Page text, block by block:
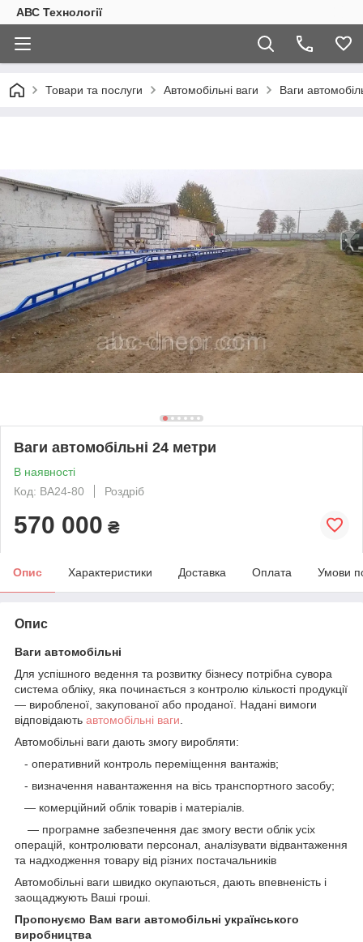
АВС Технології
Товари та послуги Автомобільні ваги Ваги
Ваги автомобільні 24 метри
В наявності
Код: ВА24-80
Роздріб
570 000 ₴
Опис Характеристики Доставка Оплата Умови
Опис
Ваги автомобільні
Для успішного ведення та розвитку бізнесу потрібна сувора
система обліку, яка починається з контролю кількості продукції
— виробленої, закупованої або проданої. Надані вимоги
відповідають автомобільні ваги
Автомобільні ваги дають змогу виробляти:
- оперативний контроль переміщення вантажів;
- визначення навантаження на вісь транспортного засобу;
— комерційний облік товарів і матеріалів.
— програмне забезпечення дає змогу вести облік усіх
операцій, контролювати персонал, аналізувати відвантаження
та надходження товару від різних постачальників
Автомобільні ваги швидко окупаються, дають впевненість і
заощаджують Ваші гроші.
Пропонуємо Вам ваги автомобільні українського
виробництва